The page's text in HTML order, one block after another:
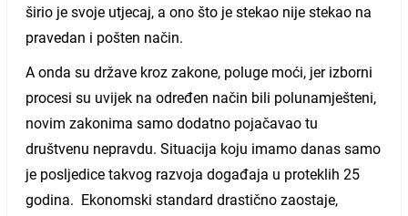
širio je svoje utjecaj, a ono što je stekao nije stekao na
pravedan i pošten način.
A onda su države kroz zakone, poluge moći, jer izborni
procesi su uvijek na određen način bili polunamješteni,
novim zakonima samo dodatno pojačavao tu
društvenu nepravdu. Situacija koju imamo danas samo
je posljedice takvog razvoja događaja u proteklih 25
godina. Ekonomski standard drastično zaostaje,